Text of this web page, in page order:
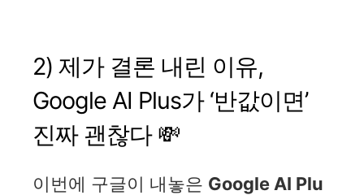
2) 제가 결론 내린 이유,
Google AI Plus가 ‘반값이면’
진짜 괜찮다 💸
이번에 구글이 내놓은 Google AI Plu